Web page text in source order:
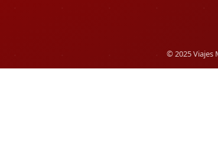
© 2025 Viajes